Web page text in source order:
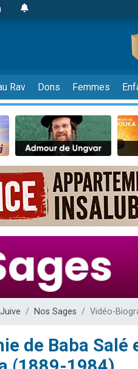
Rav Dons Femmes
Nos Sages Vidéo-
de Baba Salé